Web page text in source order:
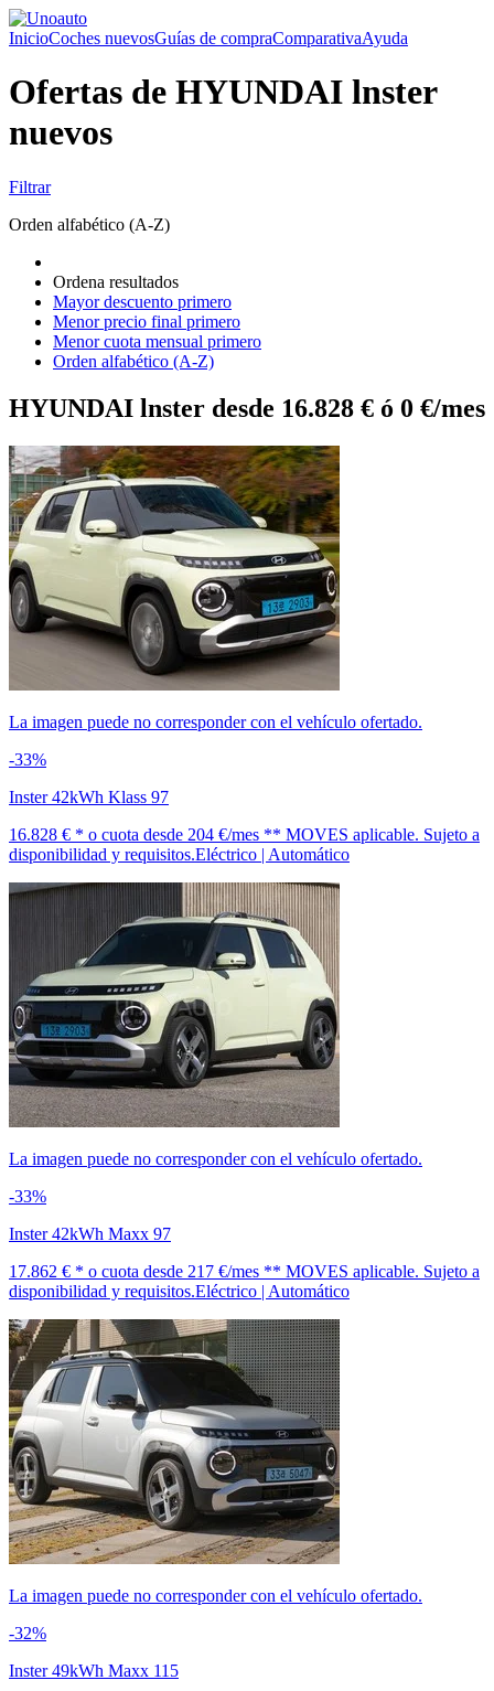
InicioCoches nuevosGuías de compraComparativaAyuda
Ofertas de HYUNDAI lnster
nuevos
Filtrar
Orden alfabético (A-Z)
Ordena resultados
Mayor descuento primero
Menor precio final primero
Menor cuota mensual primero
Orden alfabético (A-Z)
HYUNDAI lnster desde 16.828 € ó 0 €/mes
La imagen puede no corresponder con el vehículo ofertado.
-33%
Inster 42kWh Klass 97
16.828 € * o cuota desde 204 €/mes ** MOVES aplicable. Sujeto a
disponibilidad y requisitos.Eléctrico | Automático
La imagen puede no corresponder con el vehículo ofertado.
-33%
Inster 42kWh Maxx 97
17.862 € * o cuota desde 217 €/mes ** MOVES aplicable. Sujeto a
disponibilidad y requisitos.Eléctrico | Automático
La imagen puede no corresponder con el vehículo ofertado.
-32%
Inster 49kWh Maxx 115